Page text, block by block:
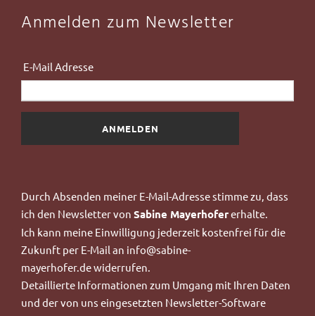
Anmelden zum Newsletter
Durch Absenden meiner E-Mail-Adresse stimme zu, dass
ich den Newsletter von Sabine Mayerhofererhalte.
Ich kann meine Einwilligung jederzeit kostenfrei für die
Zukunft per E-Mail an info@sabine-
mayerhofer.dewiderrufen.
Detaillierte Informationen zum Umgang mit Ihren Daten
und der von uns eingesetzten Newsletter-Software